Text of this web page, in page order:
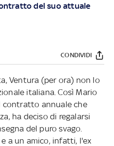
del suo attuale
CONDIVIDI
Ventura (per ora) non lo
italiana. Così Mario
contratto annuale che
ha deciso di regalarsi
del puro svago.
a un amico, infatti, l'ex